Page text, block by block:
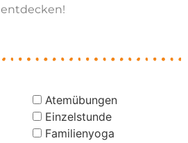
entdecken!
Atemübungen
Einzelstunde
Familienyoga